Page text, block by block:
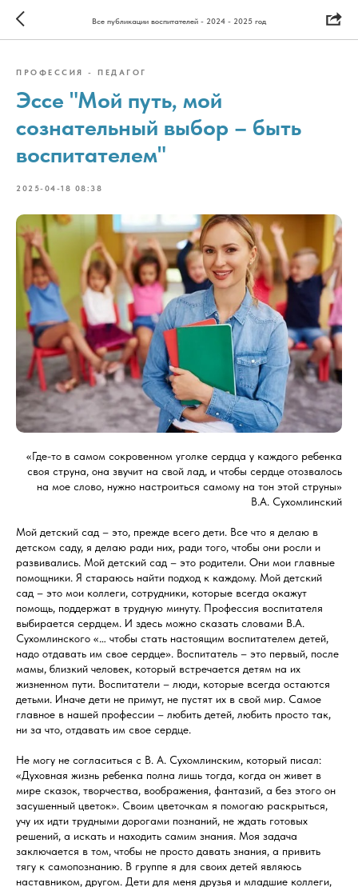
Все публикации воспитателей - 2024 - 2025 год
ПРОФЕССИЯ - ПЕДАГОГ
Эссе "Мой путь, мой
сознательный выбор – быть
воспитателем"
2025-04-18 08:38
«Где-то в самом сокровенном уголке сердца у каждого ребенка
своя струна, она звучит на свой лад, и чтобы сердце отозвалось
на мое слово, нужно настроиться самому на тон этой струны»
В.А. Сухомлинский
Мой детский сад – это, прежде всего дети. Все что я делаю в
детском саду, я делаю ради них, ради того, чтобы они росли и
развивались. Мой детский сад – это родители. Они мои главные
помощники. Я стараюсь найти подход к каждому. Мой детский
сад – это мои коллеги, сотрудники, которые всегда окажут
помощь, поддержат в трудную минуту. Профессия воспитателя
выбирается сердцем. И здесь можно сказать словами В.А.
Сухомлинского «… чтобы стать настоящим воспитателем детей,
надо отдавать им свое сердце». Воспитатель – это первый, после
мамы, близкий человек, который встречается детям на их
жизненном пути. Воспитатели – люди, которые всегда остаются
детьми. Иначе дети не примут, не пустят их в свой мир. Самое
главное в нашей профессии – любить детей, любить просто так,
ни за что, отдавать им свое сердце.
Не могу не согласиться с В. А. Сухомлинским, который писал:
«Духовная жизнь ребенка полна лишь тогда, когда он живет в
мире сказок, творчества, воображения, фантазий, а без этого он
засушенный цветок». Своим цветочкам я помогаю раскрыться,
учу их идти трудными дорогами познаний, не ждать готовых
решений, а искать и находить самим знания. Моя задача
заключается в том, чтобы не просто давать знания, а привить
тягу к самопознанию. В группе я для своих детей являюсь
наставником, другом. Дети для меня друзья и младшие коллеги,